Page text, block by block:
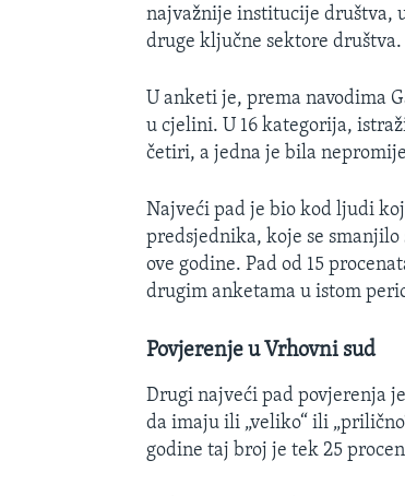
najvažnije institucije društva,
druge ključne sektore
U anketi je, prema navodima
u cjelini. U 16 kategorija,
četiri, a jedna je bila
Najveći pad je bio kod ljudi
predsjednika, koje se smanjilo
ove godine. Pad od 15
drugim anketama u istom
Povjerenje u Vrhovni sud
Drugi najveći pad povjerenja
da imaju ili „veliko“ ili
godine taj broj je tek 25